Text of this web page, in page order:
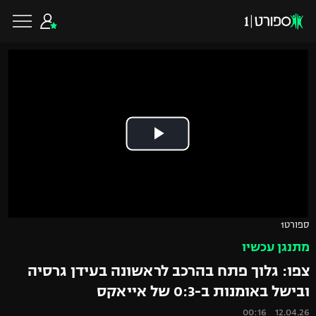
ליגיונרים
גביע המדינה
ליגה אירופית
ליגה אנגלית
כדורסל ישראלי
ליגה לאומית
כדורסל עולמי
NBA
ספורט1
מתנגן עכשיו
צפו: גלוך פתח בהרכב לראשונה בעידן גרסיה
ובישל באומנות ב-0:3 של אייאקס
12.04.26 00:16